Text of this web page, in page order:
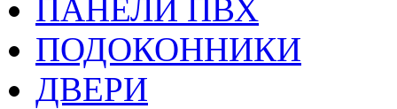
ПАНЕЛИ ПВХ
ПОДОКОННИКИ
ДВЕРИ